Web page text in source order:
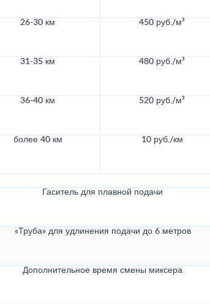
26-30 км 450 руб./м³
31-35 км 480 руб./м³
36-40 км 520 руб./м³
более 40 км 10 руб./км
Гаситель для плавной подачи
«Труба» для удлинения подачи до 6 метров
Дополнительное время смены миксера